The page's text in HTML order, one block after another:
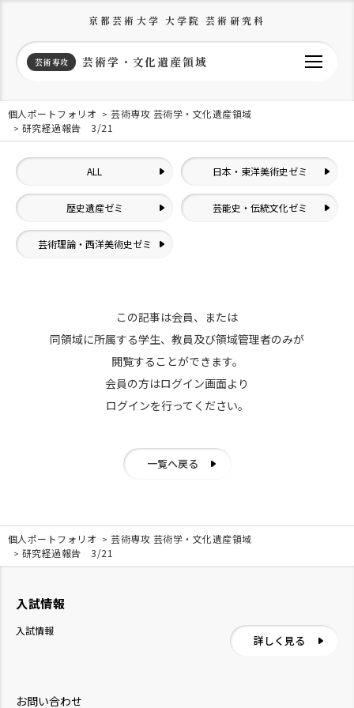
京都芸術大学 大学院 芸術研究科
芸術専攻 芸術学・文化遺産領域
個人ポートフォリオ
芸術専攻 芸術学・文化遺産領域
研究経過報告 3/21
ALL 日本・東洋美術史ゼミ
歴史遺産ゼミ 芸能史・伝統文化ゼミ
芸術理論・西洋美術史ゼミ
この記事は会員、または
同領域に所属する学生、教員及び領域管理者のみが
閲覧することができます。
会員の方はログイン画面より
ログインを行ってください。
一覧へ戻る
個人ポートフォリオ
芸術専攻 芸術学・文化遺産領域
研究経過報告 3/21
お問い合わせ
入試情報
入試情報
詳しく見る